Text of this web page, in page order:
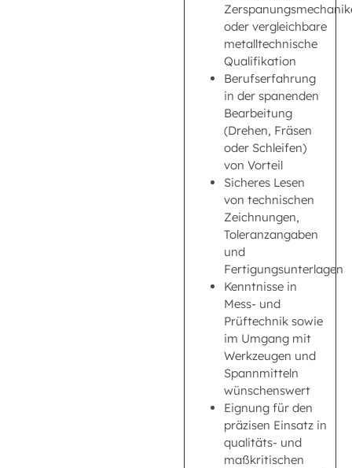
oder vergleichbare
metalltechnische
Qualifikation
Berufserfahrung
in der spanenden
Bearbeitung
(Drehen, Fräsen
oder Schleifen)
von Vorteil
Sicheres Lesen
von technischen
Zeichnungen,
Toleranzangaben
und
Fertigungsunterlagen
Kenntnisse in
Mess- und
Prüftechnik sowie
im Umgang mit
Werkzeugen und
Spannmitteln
wünschenswert
Eignung für den
präzisen Einsatz in
qualitäts- und
maßkritischen